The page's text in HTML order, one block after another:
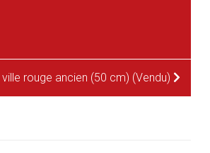
rouge ancien (50 cm) (Vendu)